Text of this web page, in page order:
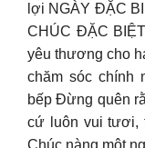
lợi NGÀY ĐẶC
CHÚC ĐẶC
yêu thương cho
chăm sóc chính
bếp Đừng quên
cứ luôn vui tươi,
Chúc nàng một